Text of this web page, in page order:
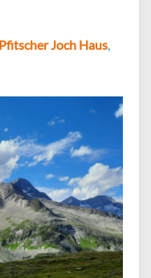
Pfitscher Joch Haus,